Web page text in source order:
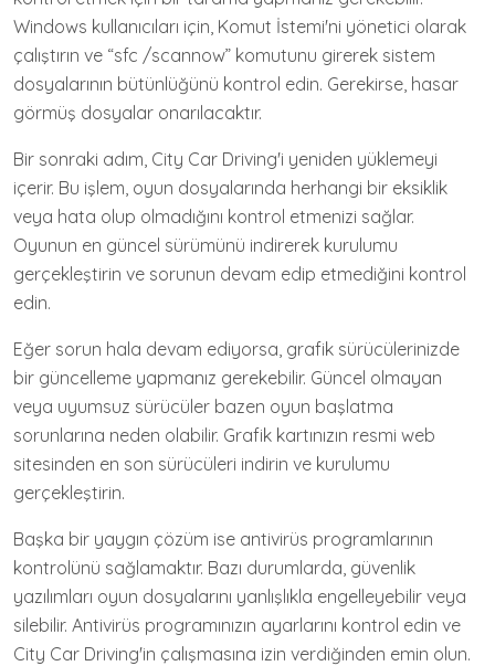
Windows kullanıcıları için, Komut İstemi'ni yönetici olarak
çalıştırın ve “sfc /scannow” komutunu girerek sistem
dosyalarının bütünlüğünü kontrol edin. Gerekirse, hasar
görmüş dosyalar onarılacaktır.
Bir sonraki adım, City Car Driving'i yeniden yüklemeyi
içerir. Bu işlem, oyun dosyalarında herhangi bir eksiklik
veya hata olup olmadığını kontrol etmenizi sağlar.
Oyunun en güncel sürümünü indirerek kurulumu
gerçekleştirin ve sorunun devam edip etmediğini kontrol
edin.
Eğer sorun hala devam ediyorsa, grafik sürücülerinizde
bir güncelleme yapmanız gerekebilir. Güncel olmayan
veya uyumsuz sürücüler bazen oyun başlatma
sorunlarına neden olabilir. Grafik kartınızın resmi web
sitesinden en son sürücüleri indirin ve kurulumu
gerçekleştirin.
Başka bir yaygın çözüm ise antivirüs programlarının
kontrolünü sağlamaktır. Bazı durumlarda, güvenlik
yazılımları oyun dosyalarını yanlışlıkla engelleyebilir veya
silebilir. Antivirüs programınızın ayarlarını kontrol edin ve
City Car Driving'in çalışmasına izin verdiğinden emin olun.